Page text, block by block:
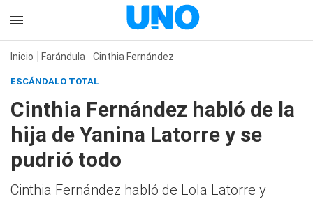
Inicio Farándula Cinthia Fernández
ESCÁNDALO TOTAL
Cinthia Fernández habló de la
hija de Yanina Latorre y se
pudrió todo
Cinthia Fernández habló de Lola Latorre y